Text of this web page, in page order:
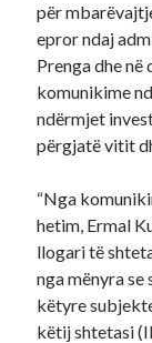
për
epror ndaj
Prenga dhe
komunikime
ndërmjet
përgjatë vitit
“Nga
hetim, Ermal
llogari të
nga mënyra
këtyre
këtij shtetasi